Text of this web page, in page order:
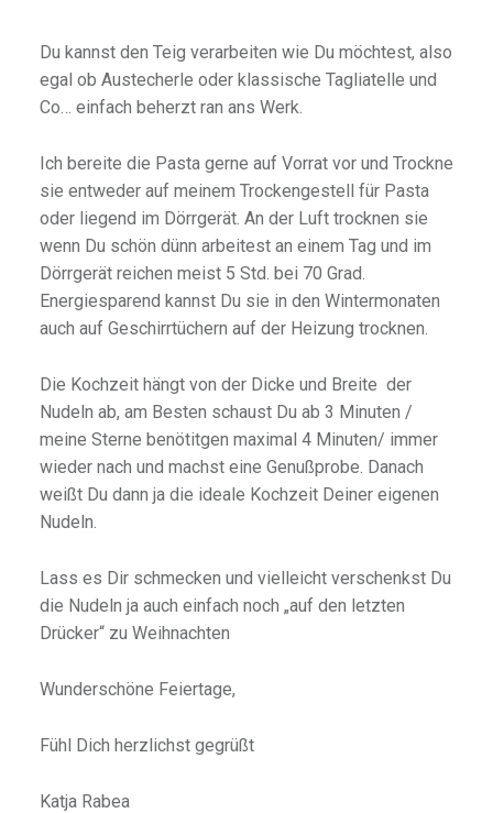
Du kannst den Teig verarbeiten wie Du möchtest, also
egal ob Austecherle oder klassische Tagliatelle und
Co… einfach beherzt ran ans Werk.
Ich bereite die Pasta gerne auf Vorrat vor und Trockne
sie entweder auf meinem Trockengestell für Pasta
oder liegend im Dörrgerät. An der Luft trocknen sie
wenn Du schön dünn arbeitest an einem Tag und im
Dörrgerät reichen meist 5 Std. bei 70 Grad.
Energiesparend kannst Du sie in den Wintermonaten
auch auf Geschirrtüchern auf der Heizung trocknen.
Die Kochzeit hängt von der Dicke und Breite der
Nudeln ab, am Besten schaust Du ab 3 Minuten /
meine Sterne benötitgen maximal 4 Minuten/ immer
wieder nach und machst eine Genußprobe. Danach
weißt Du dann ja die ideale Kochzeit Deiner eigenen
Nudeln.
Lass es Dir schmecken und vielleicht verschenkst Du
die Nudeln ja auch einfach noch „auf den letzten
Drücker“ zu Weihnachten
Wunderschöne Feiertage,
Fühl Dich herzlichst gegrüßt
Katja Rabea